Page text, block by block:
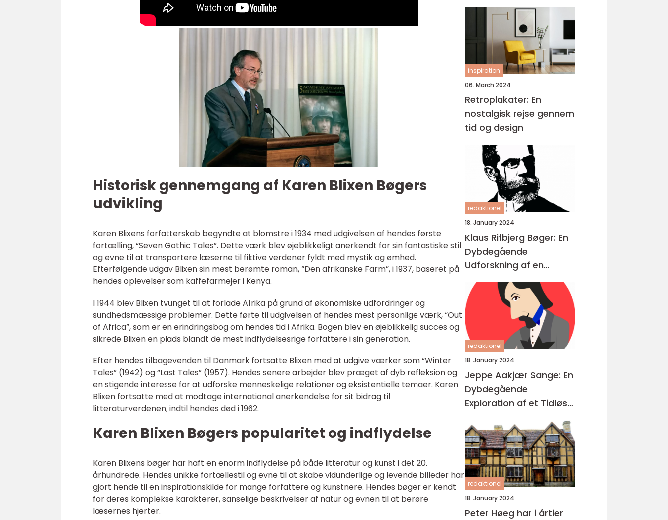
Historisk gennemgang af Karen Blixen Bøgers
udvikling
Karen Blixens forfatterskab begyndte at blomstre i 1934 med udgivelsen af hendes første
fortælling, “Seven Gothic Tales”. Dette værk blev øjeblikkeligt anerkendt for sin fantastiske stil
og evne til at transportere læserne til fiktive verdener fyldt med mystik og ømhed.
Efterfølgende udgav Blixen sin mest berømte roman, “Den afrikanske Farm”, i 1937, baseret på
hendes oplevelser som kaffefarmejer i Kenya.
I 1944 blev Blixen tvunget til at forlade Afrika på grund af økonomiske udfordringer og
sundhedsmæssige problemer. Dette førte til udgivelsen af hendes mest personlige værk, “Out
of Africa”, som er en erindringsbog om hendes tid i Afrika. Bogen blev en øjeblikkelig succes og
sikrede Blixen en plads blandt de mest indflydelsesrige forfattere i sin generation.
Efter hendes tilbagevenden til Danmark fortsatte Blixen med at udgive værker som “Winter
Tales” (1942) og “Last Tales” (1957). Hendes senere arbejder blev præget af dyb refleksion og
en stigende interesse for at udforske menneskelige relationer og eksistentielle temaer. Karen
Blixen fortsatte med at modtage international anerkendelse for sit bidrag til
litteraturverdenen, indtil hendes død i 1962.
Karen Blixen Bøgers popularitet og indflydelse
Karen Blixens bøger har haft en enorm indflydelse på både litteratur og kunst i det 20.
århundrede. Hendes unikke fortællestil og evne til at skabe vidunderlige og levende billeder har
gjort hende til en inspirationskilde for mange forfattere og kunstnere. Hendes bøger er kendt
for deres komplekse karakterer, sanselige beskrivelser af natur og evnen til at berøre
læsernes hjerter.
inspiration
06. March 2024
Retroplakater: En
nostalgisk rejse gennem
tid og design
redaktionel
18. January 2024
Klaus Rifbjerg Bøger: En
Dybdegående
Udforskning af en
Litterær Storhed
redaktionel
18. January 2024
Jeppe Aakjær Sange: En
Dybdegående
Exploration af et Tidløst
redaktionel
18. January 2024
Peter Høeg har i årtier